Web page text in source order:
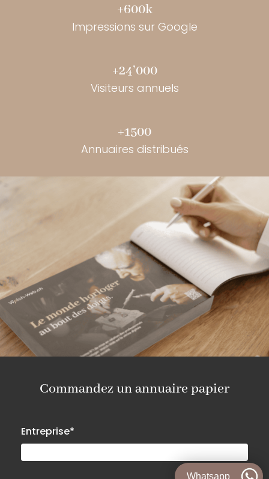
+600k
Impressions sur Google
+24’000
Visiteurs annuels
+1500
Annuaires distribués
Commandez un annuaire papier
Entreprise*
Whatsapp